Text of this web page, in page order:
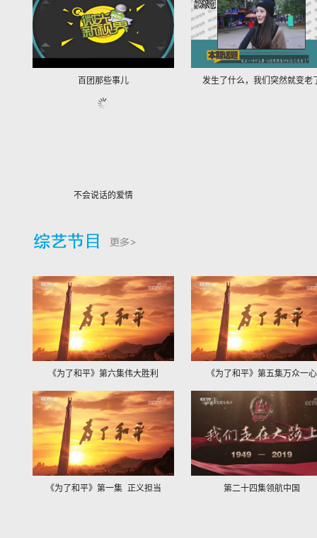
百团那些事儿 发生了什么，我们突然就变老
不会说话的爱情
《为了和平》第六集伟大胜利 《为了和平》第五集万众一心
《为了和平》第一集 正义担当 第二十四集领航中国